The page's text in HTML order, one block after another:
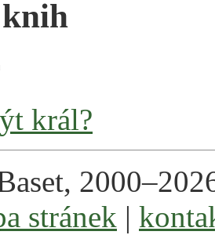
král?
stránek |